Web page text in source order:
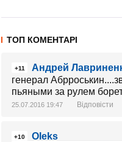
ТОП КОМЕНТАРІ
+11
Андрей
генерал
пьяными за рулем
25.07.2016 19:47 Відповісти
+10 Oleks